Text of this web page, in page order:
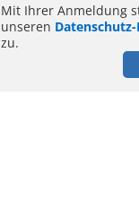
Mit Ihrer Anmeldung
unseren
zu.